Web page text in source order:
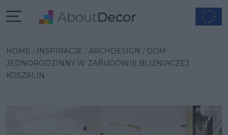
HOME INSPIRACJE ARCHDESIGN
DOM
JEDNORODZINNY W ZABUDOWIE BLIŹNIACZEJ
KOSZALIN